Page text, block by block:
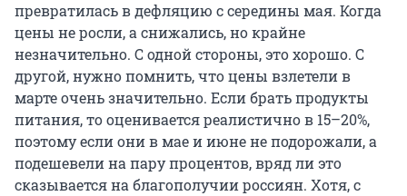
превратилась в дефляцию с середины мая. Когда
цены не росли, а снижались, но крайне
незначительно. С одной стороны, это хорошо. С
другой, нужно помнить, что цены взлетели в
марте очень значительно. Если брать продукты
питания, то оценивается реалистично в 15–20%,
поэтому если они в мае и июне не подорожали, а
подешевели на пару процентов, вряд ли это
сказывается на благополучии россиян. Хотя, с